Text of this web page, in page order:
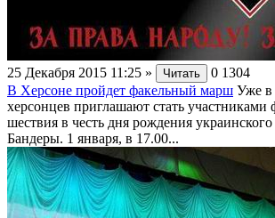
25 Декабря 2015 11:25 » Читать 0 1304
В Херсоне пройдет факельный марш Уже в
херсонцев приглашают стать участниками
шествия в честь дня рождения украинского
Бандеры. 1 января, в 17.00...